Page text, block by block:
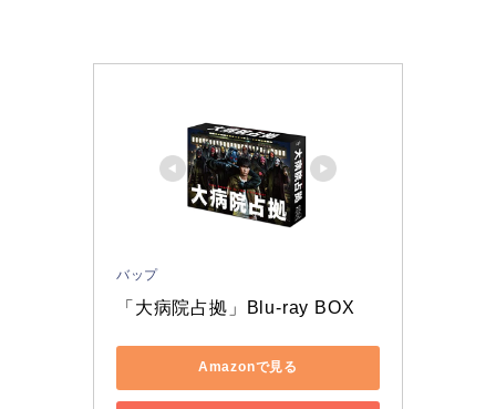
バップ
「大病院占拠」Blu-ray BOX
Amazonで見る